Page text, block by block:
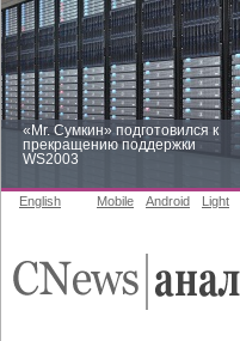
«Mr. Сумкин» подготовился к
прекращению поддержки
WS2003
English Mobile Android Light